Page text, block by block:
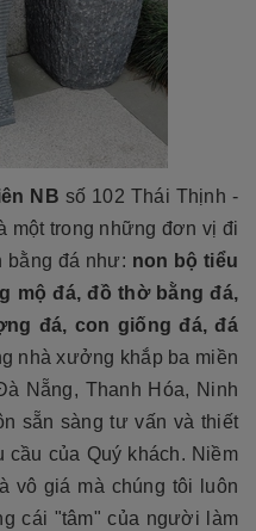
NB số 102 Thái Thịnh -
một trong những đơn vị đi
bằng đá như: non bộ tiểu
mộ đá, đồ thờ bằng đá,
đá, con giống đá, đá
nhà xưởng khắp ba miền
Nẵng, Thanh Hóa, Ninh
sẵn sàng tư vấn và thiết
cầu của Quý khách. Niềm
vô giá mà chúng tôi luôn
cái "tâm" của người làm